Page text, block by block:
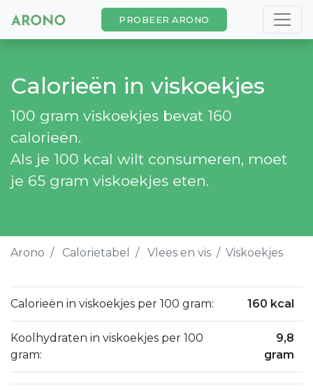
PROBEER ARONO
Calorieën in viskoekjes
100 gram viskoekjes bevat 160
calorieën.
Als je 100 kcal wilt consumeren, moet
je 65 gram viskoekjes eten.
Arono Calorietabel Vlees en vis Viskoekjes
Calorieën in viskoekjes per 100 gram: 160 kcal
Koolhydraten in viskoekjes per 100
gram:
9,8
gram